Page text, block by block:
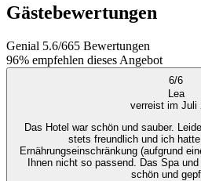
Gästebewertungen
Genial 5.6/665 Bewertungen
96% empfehlen dieses Angebot
6/6
Lea
verreist im Juli
Das Hotel war schön und sauber.
stets freundlich und ich
Ernährungseinschränkung (aufgrund
Ihnen nicht so passend. Das Spa
schön und